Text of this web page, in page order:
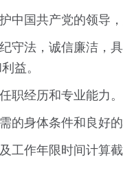
中国共产党的领导
守法，诚信廉洁，
益。
职经历和专业能力。
的身体条件和良好的
工作年限时间计算截